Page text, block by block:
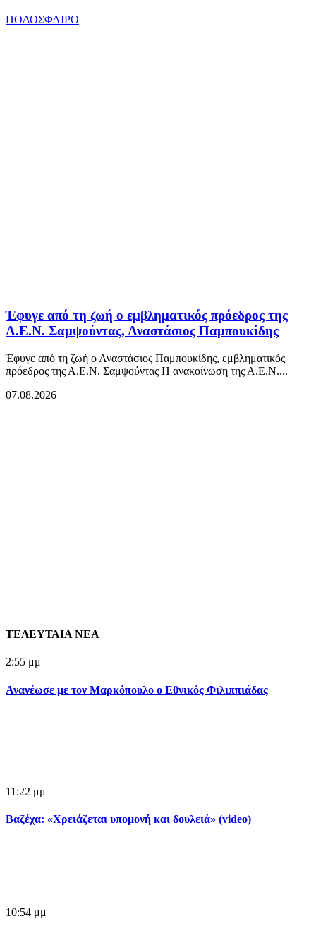
ΠΟΔΟΣΦΑΙΡΟ
Έφυγε από τη ζωή ο εμβληματικός πρόεδρος της
Α.Ε.Ν. Σαμψούντας, Αναστάσιος Παμπουκίδης
Έφυγε από τη ζωή ο Αναστάσιος Παμπουκίδης, εμβληματικός
πρόεδρος της Α.Ε.Ν. Σαμψούντας Η ανακοίνωση της Α.Ε.Ν....
07.08.2026
ΤΕΛΕΥΤΑΙΑ ΝΕΑ
2:55 μμ
Ανανέωσε με τον Μαρκόπουλο ο Εθνικός Φιλιππιάδας
11:22 μμ
Βαζέχα: «Χρειάζεται υπομονή και δουλειά» (video)
10:54 μμ